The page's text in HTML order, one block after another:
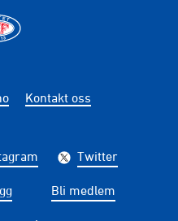
Kontakt oss
Twitter
Bli medlem